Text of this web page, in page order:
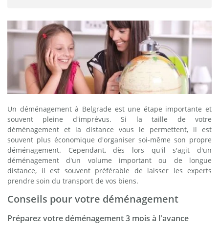
Un déménagement à Belgrade est une étape importante et
souvent pleine d'imprévus. Si la taille de votre
déménagement et la distance vous le permettent, il est
souvent plus économique d'organiser soi-même son propre
déménagement. Cependant, dès lors qu'il s'agit d'un
déménagement d'un volume important ou de longue
distance, il est souvent préférable de laisser les experts
prendre soin du transport de vos biens.
Conseils pour votre déménagement
Préparez votre déménagement 3 mois à l'avance